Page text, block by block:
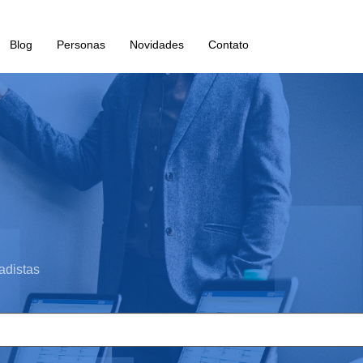
Blog Personas Novidades Contato